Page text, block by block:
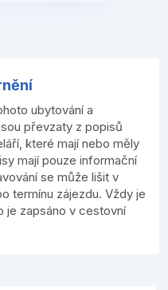
ubytování a
převzaty z popisů
které mají nebo měly
mají pouze informační
se může lišit v
termínu zájezdu. Vždy je
je zapsáno v cestovní